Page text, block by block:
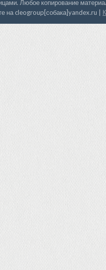
Любое копирование
на cleogroup[собака]yandex.ru |